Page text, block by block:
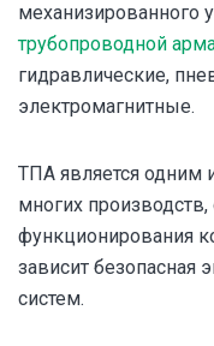
механизированного
трубопроводной
гидравлические,
электромагнитные.
ТПА является одним
многих производств,
функционирования
зависит безопасная
систем.